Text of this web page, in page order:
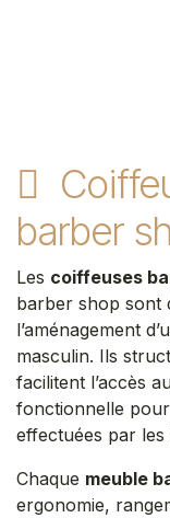
barber
Les coiffeuses
barber shop sont
l’aménagement
masculin. Ils
facilitent l’accès
fonctionnelle
effectuées par les
Chaque meuble
ergonomie,